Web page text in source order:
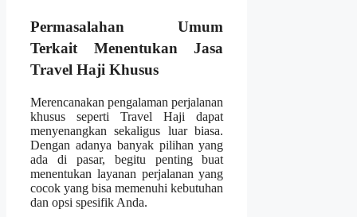
Permasalahan Umum
Terkait Menentukan Jasa
Travel Haji Khusus
Merencanakan pengalaman perjalanan
khusus seperti Travel Haji dapat
menyenangkan sekaligus luar biasa.
Dengan adanya banyak pilihan yang
ada di pasar, begitu penting buat
menentukan layanan perjalanan yang
cocok yang bisa memenuhi kebutuhan
dan opsi spesifik Anda.